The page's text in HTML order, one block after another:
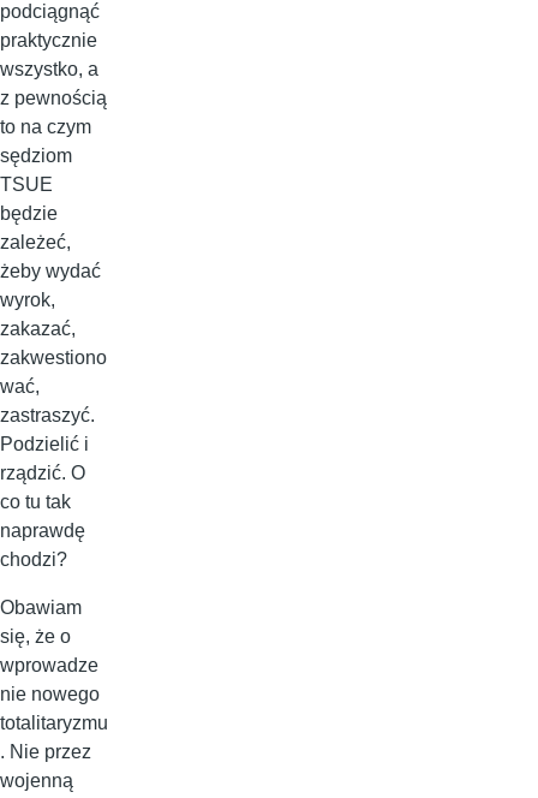
podciągnąć
praktycznie
wszystko, a
z pewnością
to na czym
sędziom
TSUE
będzie
zależeć,
żeby wydać
wyrok,
zakazać,
zakwestiono
wać,
zastraszyć.
Podzielić i
rządzić. O
co tu tak
naprawdę
chodzi?
Obawiam
się, że o
wprowadze
nie nowego
totalitaryzmu
. Nie przez
wojenną